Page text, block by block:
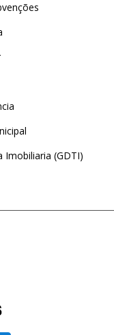
Imobiliaria (GDTI)